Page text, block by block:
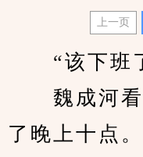
上一页
“该下班
魏成河看
了晚上十点。